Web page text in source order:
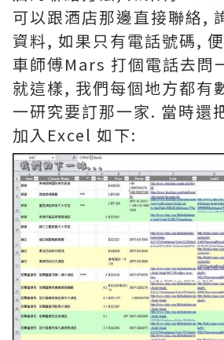
可以跟酒店那邊直接聯絡,
資料, 如果只有電話號碼,
車師傅Mars 打個電話去問
就這樣, 我們每個地方都有
一研究要訂那一家. 當時還
加入Excel 如下: